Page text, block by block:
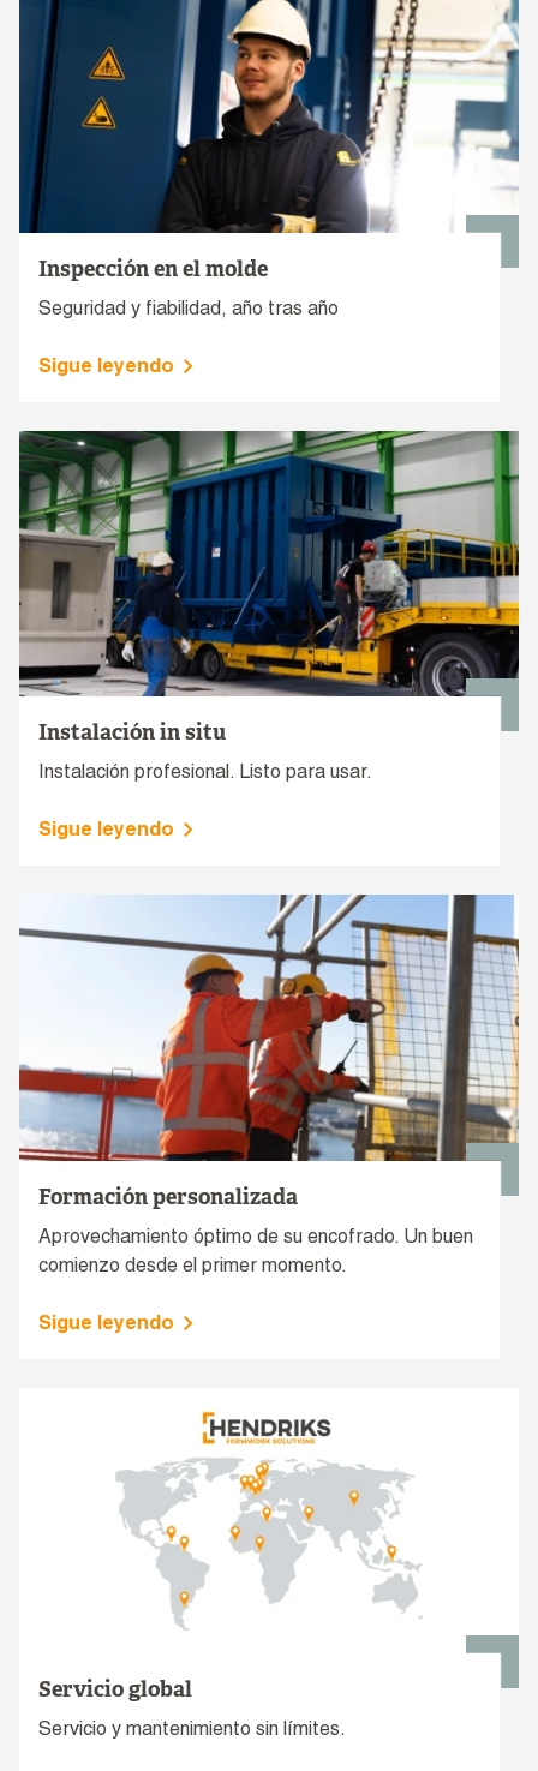
Inspección en el molde
Seguridad y fiabilidad, año tras año
Sigue leyendo
Instalación in situ
Instalación profesional. Listo para usar.
Sigue leyendo
Formación personalizada
Aprovechamiento óptimo de su encofrado. Un buen
comienzo desde el primer momento.
Sigue leyendo
Servicio global
Servicio y mantenimiento sin límites.